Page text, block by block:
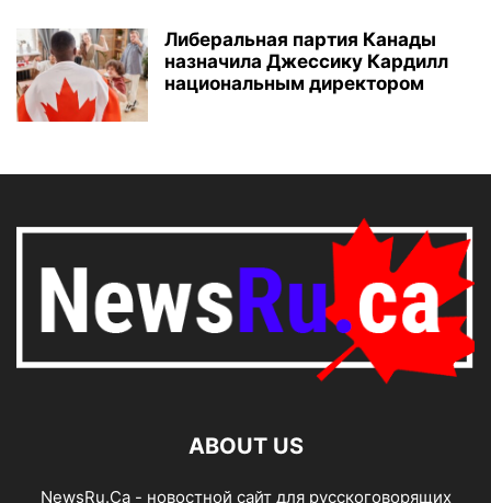
Либеральная партия Канады
назначила Джессику Кардилл
национальным директором
ABOUT US
NewsRu.Ca - новостной сайт для русскоговорящих